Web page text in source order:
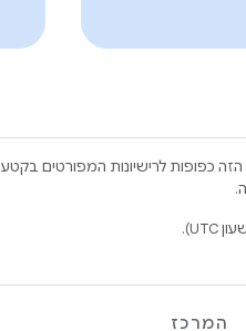
כפופות לרישיונות המפורטים בקטע
המרכז